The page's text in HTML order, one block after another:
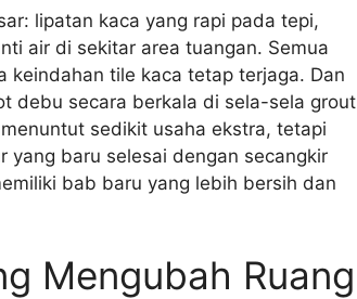
lipatan kaca yang rapi pada tepi,
air di sekitar area tuangan. Semua
keindahan tile kaca tetap terjaga. Dan
debu secara berkala di sela-sela grout
sedikit usaha ekstra, tetapi
yang baru selesai dengan secangkir
bab baru yang lebih bersih dan
Mengubah Ruang